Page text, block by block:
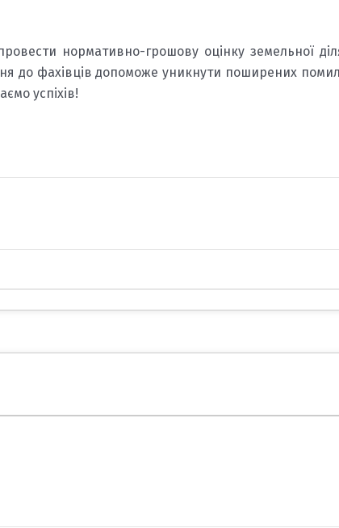
нормативно-грошову оцінку земельної
до фахівців допоможе уникнути поширених
успіхів!